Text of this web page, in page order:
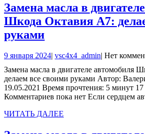
Замена масла в
Шкода Октавия А7:
рукамиЗамена
в
двигателе
автомобиля
Шкода
Октавия
9 января 20249
2024
vsc4x4_admin Нет
Замена масла в двигателе автомобиля Шкода Октавия А7:
делаем все своими руками Автор:
19.05.2021 Время прочтения: 5 минут
Комментариев пока нет Если сердцем
ЧИТАТЬ ДАЛЕЕ